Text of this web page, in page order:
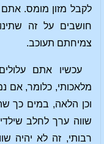
לקבל מזון מומס.
חושבים על זה
צמיחתם תעוכב.
עכשיו אתם
וכן הלאה, במים כך
שווה ערך לחלב
רבותי, זה לא יהיה